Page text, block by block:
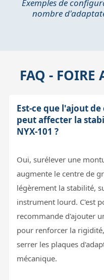
Exemples de
nombre
FAQ - FOIRE
Est-ce que l'ajout
peut affecter la
NYX-101 ?
Oui, surélever une
augmente le centre de
légèrement la stabilité,
instrument lourd. C'est
recommande d'ajouter
pour renforcer la
serrer les plaques
mécanique.